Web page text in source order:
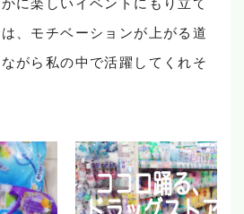
、モチベーションが上がる道
がら私の中で活躍してくれそ